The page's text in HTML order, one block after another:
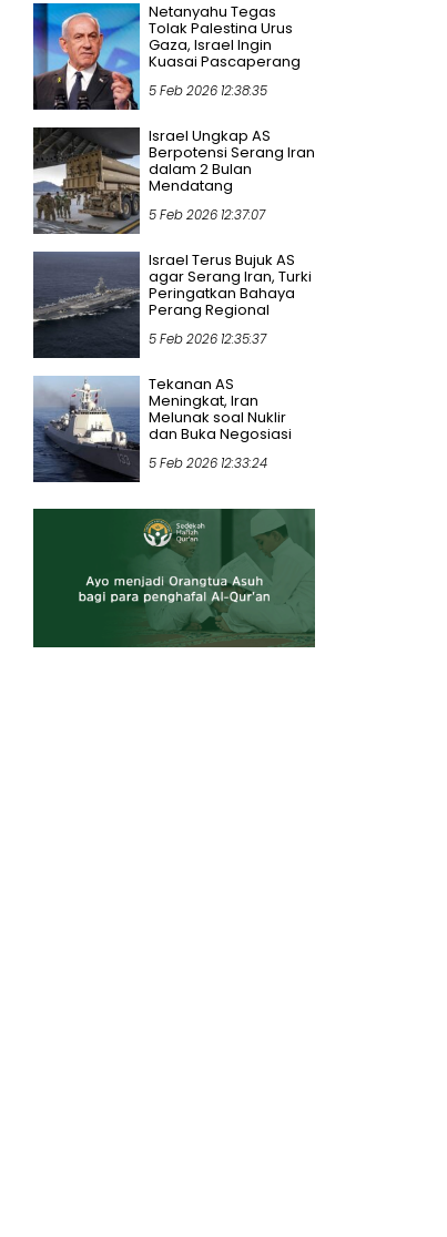
Netanyahu Tegas
Tolak Palestina Urus
Gaza, Israel Ingin
Kuasai Pascaperang
5 Feb 2026 12:38:35
Israel Ungkap AS
Berpotensi Serang Iran
dalam 2 Bulan
Mendatang
5 Feb 2026 12:37:07
Israel Terus Bujuk AS
agar Serang Iran, Turki
Peringatkan Bahaya
Perang Regional
5 Feb 2026 12:35:37
Tekanan AS
Meningkat, Iran
Melunak soal Nuklir
dan Buka Negosiasi
5 Feb 2026 12:33:24